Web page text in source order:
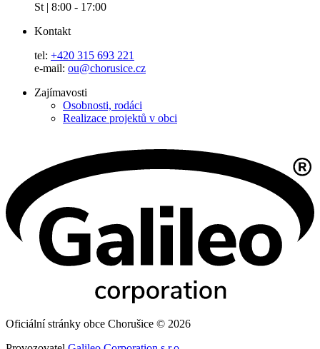
St | 8:00 - 17:00
Kontakt
tel: +420 315 693 221
e-mail: ou@chorusice.cz
Zajímavosti
Osobnosti, rodáci
Realizace projektů v obci
Oficiální stránky obce Chorušice © 2026